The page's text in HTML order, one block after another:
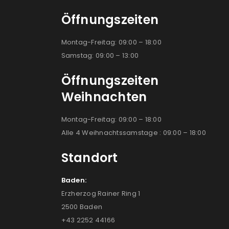
Öffnungszeiten
Montag-Freitag: 09:00 – 18:00
Samstag: 09:00 – 13:00
Öffnungszeiten
Weihnachten
Montag-Freitag: 09:00 – 18:00
Alle 4 Weihnachtssamstage : 09:00 – 18:00
Standort
Baden:
Erzherzog Rainer Ring 1
2500 Baden
+43 2252 44166